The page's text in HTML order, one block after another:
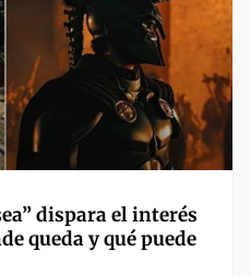
dispara el interés
queda y qué puede